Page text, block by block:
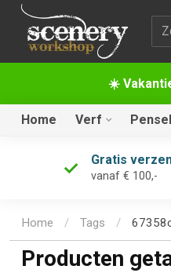
☀️
Home Verf
Gratis
vanaf € 100,-
Home / Tags /
Producten